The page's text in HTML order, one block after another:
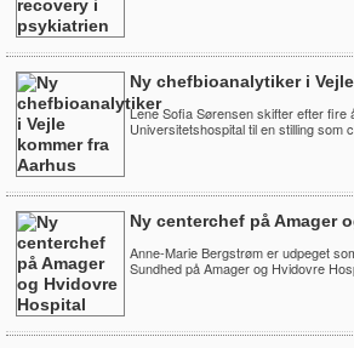
Ny chefbioanalytiker i
Lene Sofia Sørensen skifter efter fire
Universitetshospital til en stilling
Ny centerchef på Amager
Anne-Marie Bergstrøm er udpeget
Sundhed på Amager og Hvidovre